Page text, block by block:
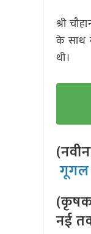
श्री
के साथ
थी।
गूगल
नई